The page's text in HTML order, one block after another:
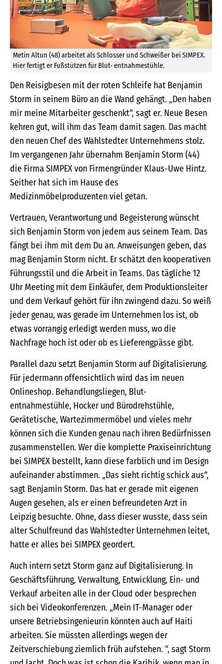
Metin Altun (48) arbeitet als Schlosser und Schweißer bei SIMPEX.
Hier fertigt er Fußstützen für Blut- entnahmestühle.
Den Reisigbesen mit der roten Schleife hat Benjamin
Storm in seinem Büro an die Wand gehängt. „Den haben
mir meine Mitarbeiter geschenkt“, sagt er. Neue Besen
kehren gut, will ihm das Team damit sagen. Das macht
den neuen Chef des Wahlstedter Unternehmens stolz.
Im vergangenen Jahr übernahm Benjamin Storm (44)
die Firma SIMPEX von Firmengründer Klaus-Uwe Hintz.
Seither hat sich im Hause des
Medizinmöbelproduzenten viel getan.
Vertrauen, Verantwortung und Begeisterung wünscht
sich Benjamin Storm von jedem aus seinem Team. Das
fängt bei ihm mit dem Du an. Anweisungen geben, das
mag Benjamin Storm nicht. Er schätzt den kooperativen
Führungsstil und die Arbeit in Teams. Das tägliche 12
Uhr Meeting mit dem Einkäufer, dem Produktionsleiter
und dem Verkauf gehört für ihn zwingend dazu. So weiß
jeder genau, was gerade im Unternehmen los ist, ob
etwas vorrangig erledigt werden muss, wo die
Nachfrage hoch ist oder ob es Lieferengpässe gibt.
Parallel dazu setzt Benjamin Storm auf Digitalisierung.
Für jedermann offensichtlich wird das im neuen
Onlineshop. Behandlungsliegen, Blut-
entnahmestühle, Hocker und Bürodrehstühle,
Gerätetische, Wartezimmermöbel und vieles mehr
können sich die Kunden genau nach ihren Bedürfnissen
zusammenstellen. Wer die komplette Praxiseinrichtung
bei SIMPEX bestellt, kann diese farblich und im Design
aufeinander abstimmen. „Das sieht richtig schick aus“,
sagt Benjamin Storm. Das hat er gerade mit eigenen
Augen gesehen, als er einen befreundeten Arzt in
Leipzig besuchte. Ohne, dass dieser wusste, dass sein
alter Schulfreund das Wahlstedter Unternehmen leitet,
hatte er alles bei SIMPEX geordert.
Auch intern setzt Storm ganz auf Digitalisierung. In
Geschäftsführung, Verwaltung, Entwicklung, Ein- und
Verkauf arbeiten alle in der Cloud oder besprechen
sich bei Videokonferenzen. „Mein IT-Manager oder
unsere Betriebsingenieurin könnten auch auf Haiti
arbeiten. Sie müssten allerdings wegen der
Zeitverschiebung ziemlich früh aufstehen. “, sagt Storm